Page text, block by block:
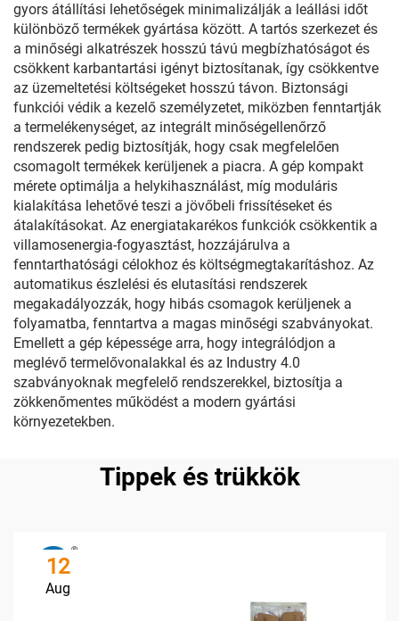
gyors átállítási lehetőségek minimalizálják a leállási időt
különböző termékek gyártása között. A tartós szerkezet és
a minőségi alkatrészek hosszú távú megbízhatóságot és
csökkent karbantartási igényt biztosítanak, így csökkentve
az üzemeltetési költségeket hosszú távon. Biztonsági
funkciói védik a kezelő személyzetet, miközben fenntartják
a termelékenységet, az integrált minőségellenőrző
rendszerek pedig biztosítják, hogy csak megfelelően
csomagolt termékek kerüljenek a piacra. A gép kompakt
mérete optimálja a helykihasználást, míg moduláris
kialakítása lehetővé teszi a jövőbeli frissítéseket és
átalakításokat. Az energiatakarékos funkciók csökkentik a
villamosenergia-fogyasztást, hozzájárulva a
fenntarthatósági célokhoz és költségmegtakarításhoz. Az
automatikus észlelési és elutasítási rendszerek
megakadályozzák, hogy hibás csomagok kerüljenek a
folyamatba, fenntartva a magas minőségi szabványokat.
Emellett a gép képessége arra, hogy integrálódjon a
meglévő termelővonalakkal és az Industry 4.0
szabványoknak megfelelő rendszerekkel, biztosítja a
zökkenőmentes működést a modern gyártási
környezetekben.
Tippek és trükkök
12
Aug